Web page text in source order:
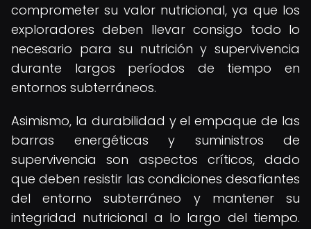
comprometer su valor nutricional, ya que los
exploradores deben llevar consigo todo lo
necesario para su nutrición y supervivencia
durante largos períodos de tiempo en
entornos subterráneos.
Asimismo, la durabilidad y el empaque de las
barras energéticas y suministros de
supervivencia son aspectos críticos, dado
que deben resistir las condiciones desafiantes
del entorno subterráneo y mantener su
integridad nutricional a lo largo del tiempo.